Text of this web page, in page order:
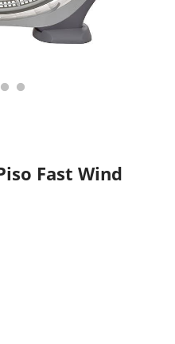
Fast Wind